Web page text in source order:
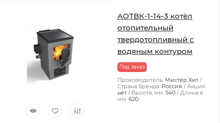
АОТВК-1-14-3 котёл
отопительный
твердотопливный с
водяным контуром
Под заказ
Производитель: Мистер Хит
Страна бренда: Россия
Акция:
нет
Высота, мм: 540
Длина в
мм: 620